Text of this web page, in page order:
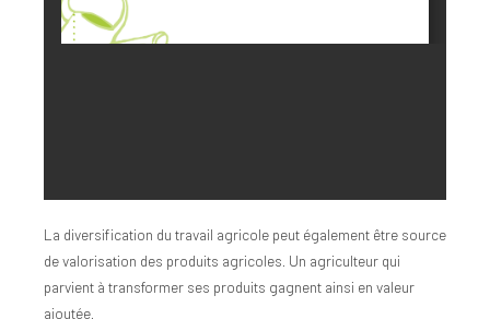
La diversification du travail agricole peut également être source
de valorisation des produits agricoles. Un agriculteur qui
parvient à transformer ses produits gagnent ainsi en valeur
ajoutée.